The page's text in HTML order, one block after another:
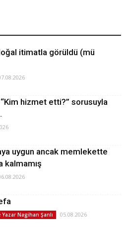
itimatla görüldü (mü
“Kim hizmet etti?” sorusuyla
uygun ancak memlekette
kalmamış
Yazar Nagihan Şanlı 05.08.2026